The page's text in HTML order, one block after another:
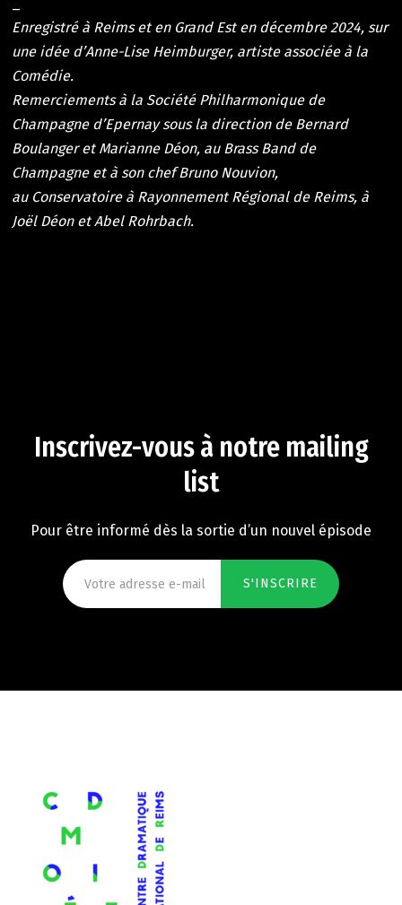
Enregistré à Reimset en Grand Esten décembre 2024, sur
une idée d’Anne-Lise Heimburger, artiste associée à la
Comédie.
Remerciements à la Société Philharmonique de
Champagne d’Epernay sous la direction de Bernard
Boulanger et Marianne Déon, au Brass Band de
Champagne et à son chef Bruno Nouvion,
au Conservatoire à Rayonnement Régional de Reims, à
Joël Déon et Abel Rohrbach.
Inscrivez-vous à notre mailing
list
Pour être informé dès la sortie d’un nouvel épisode